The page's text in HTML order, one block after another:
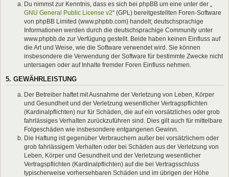
Du nimmst zur Kenntnis, dass es sich bei phpBB um eine unter der „
GNU General Public License v2“ (GPL) bereitgestellten Foren-Software
von phpBB Limited (www.phpbb.com) handelt; deutschsprachige
Informationen werden durch die deutschsprachige Community unter
www.phpbb.de zur Verfügung gestellt. Beide haben keinen Einfluss auf
die Art und Weise, wie die Software verwendet wird. Sie können
insbesondere die Verwendung der Software für bestimmte Zwecke nicht
untersagen oder auf Inhalte fremder Foren Einfluss nehmen.
5. GEWÄHRLEISTUNG
Der Betreiber haftet mit Ausnahme der Verletzung von Leben, Körper
und Gesundheit und der Verletzung wesentlicher Vertragspflichten
(Kardinalpflichten) nur für Schäden, die auf ein vorsätzliches oder grob
fahrlässiges Verhalten zurückzuführen sind. Dies gilt auch für mittelbare
Folgeschäden wie insbesondere entgangenen Gewinn.
Die Haftung ist gegenüber Verbrauchern außer bei vorsätzlichem oder
grob fahrlässigem Verhalten oder bei Schäden aus der Verletzung von
Leben, Körper und Gesundheit und der Verletzung wesentlicher
Vertragspflichten (Kardinalpflichten) auf die bei Vertragsschluss
typischerweise vorhersehbaren Schäden und im übrigen der Höhe